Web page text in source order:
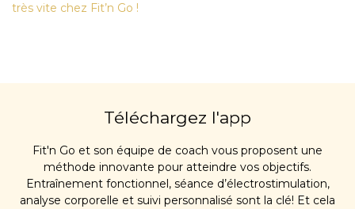
très vite chez Fit’n Go !
Téléchargez l'app
Fit'n Go et son équipe de coach vous proposent une
méthode innovante pour atteindre vos objectifs.
Entraînement fonctionnel, séance d’électrostimulation,
analyse corporelle et suivi personnalisé sont la clé! Et cela